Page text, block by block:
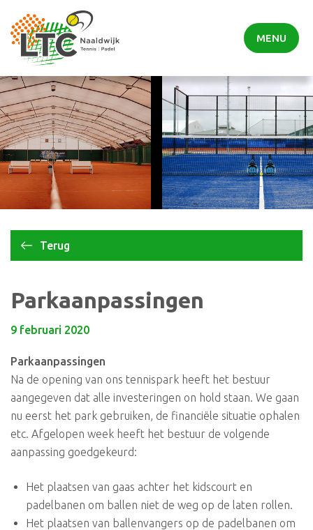
MENU
Terug
Parkaanpassingen
9 februari 2020
Parkaanpassingen
Na de opening van ons tennispark heeft het bestuur
aangegeven dat alle investeringen on hold staan. We gaan
nu eerst het park gebruiken, de financiële situatie ophalen
etc. Afgelopen week heeft het bestuur de volgende
aanpassing goedgekeurd:
Het plaatsen van gaas achter het kidscourt en
padelbanen om ballen niet de weg op de laten rollen.
Het plaatsen van ballenvangers op de padelbanen om